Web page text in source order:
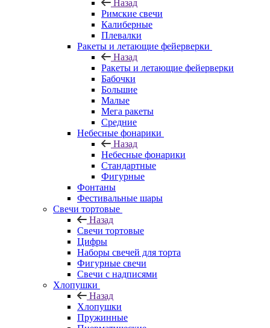
Назад
Римские свечи
Калиберные
Плевалки
Ракеты и летающие фейерверки
Назад
Ракеты и летающие фейерверки
Бабочки
Большие
Малые
Мега ракеты
Средние
Небесные фонарики
Назад
Небесные фонарики
Стандартные
Фигурные
Фонтаны
Фестивальные шары
Свечи тортовые
Назад
Свечи тортовые
Цифры
Наборы свечей для торта
Фигурные свечи
Свечи с надписями
Хлопушки
Назад
Хлопушки
Пружинные